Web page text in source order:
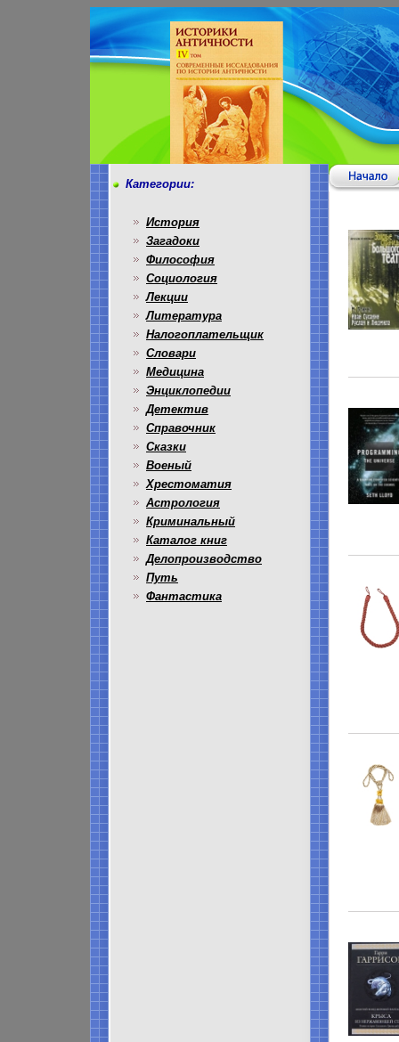
Категории:
История
Загадоки
Философия
Социология
Лекции
Литература
Налогоплательщик
Словари
Медицина
Энциклопедии
Детектив
Справочник
Сказки
Военый
Хрестоматия
Астрология
Криминальный
Каталог книг
Делопроизводство
Путь
Фантастика